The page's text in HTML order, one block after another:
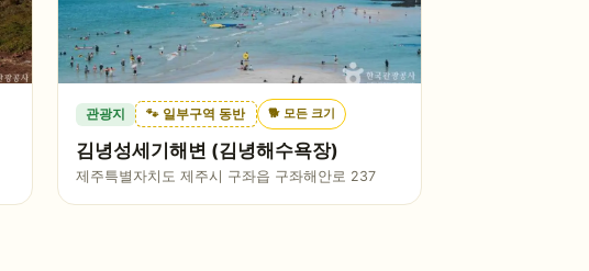
관광지 🐾 일부구역 동반 🐕 모든 크기
김녕성세기해변 (김녕해수욕장)
제주특별자치도 제주시 구좌읍 구좌해안로 237